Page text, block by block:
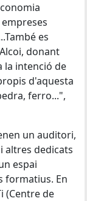
es
donant
la intenció de
d'aquesta
ferro...",
un auditori,
altres dedicats
espai
formatius. En
(Centre de